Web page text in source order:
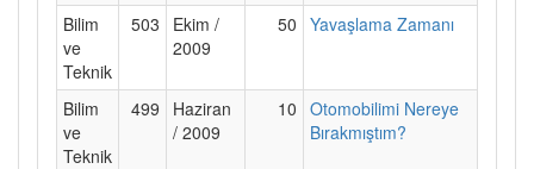
Bilim
ve
Teknik
503
Ekim /
2009
50 Yavaşlama Zamanı
Bilim
ve
Teknik
499
Haziran
/ 2009
10 Otomobilimi Nereye
Bırakmıştım?